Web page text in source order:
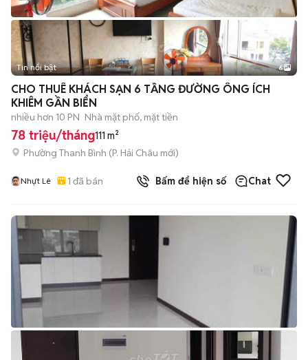
+2
Tin nổi bật 6
CHO THUÊ KHÁCH SẠN 6 TẦNG ĐƯỜNG ÔNG ÍCH
KHIÊM GẦN BIỂN
nhiều hơn 10 PN Nhà mặt phố, mặt tiền
78 triệu/tháng111 m²
Phường Thanh Bình (P. Hải Châu mới)
Nhựt Lê 1 đã bán Bấm để hiện số Chat